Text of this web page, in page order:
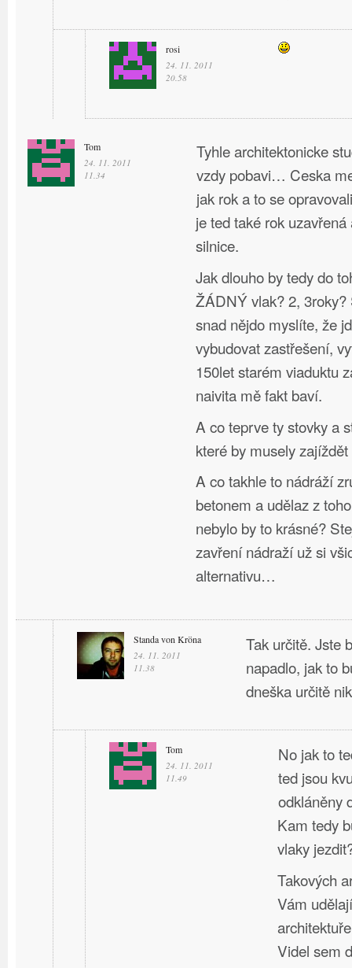
rosi
24. 11. 2011
20.58
Tom
24. 11. 2011
11.34
Tyhle architektonicke
vzdy pobavi… Ceska
jak rok a to se
je ted také rok
silnice.
Jak dlouho by tedy do
ŽÁDNÝ vlak? 2,
snad nějdo myslíte, že
vybudovat zastřešení,
150let starém viaduktu
naivita mě fakt baví.
A co teprve ty stovky a
které by musely
A co takhle to nádráží
betonem a udělaz z
nebylo by to krásné?
zavření nádraží už si
alternativu…
Standa von Kröna
24. 11. 2011
11.38
Tak určitě. Jste
napadlo, jak to
dneška určitě
Tom
24. 11. 2011
11.49
No jak to
ted jsou
odkláněny
Kam tedy
vlaky
Takových
Vám
Videl sem